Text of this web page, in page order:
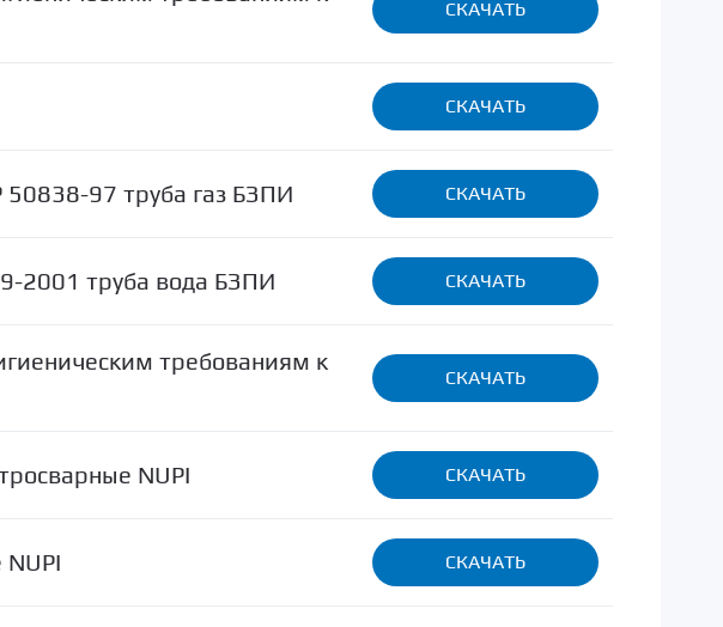
СКАЧАТЬ
СКАЧАТЬ
97 труба газ БЗПИ СКАЧАТЬ
2001 труба вода БЗПИ СКАЧАТЬ
требованиям к
СКАЧАТЬ
NUPI СКАЧАТЬ
СКАЧАТЬ